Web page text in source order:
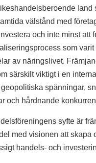
land
välstånd med
och inte minst att
som
av näringslivet.
särskilt viktigt i en
spänningar,
och hårdnande
syfte är
med visionen att skapa
handels- och